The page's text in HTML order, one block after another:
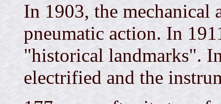
In 1903, the mechanical
pneumatic action. In
"historical landmarks".
electrified and the